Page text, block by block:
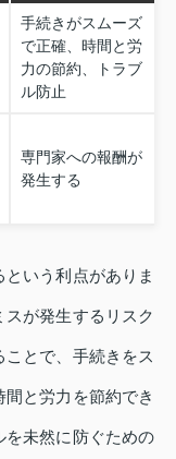
手続きがスムーズ
で正確、時間と労
力の節約、トラブ
ル防止
専門家への報酬が
発生する
いう利点がありま
が発生するリスク
とで、手続きをス
と労力を節約でき
を未然に防ぐための